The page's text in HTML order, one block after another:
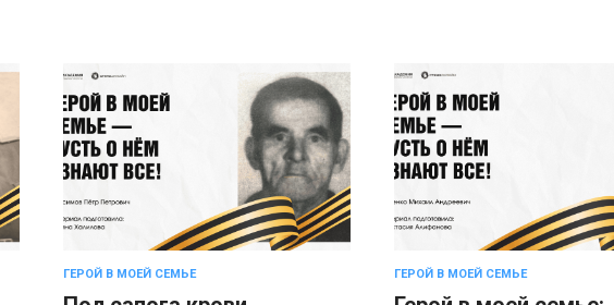
ГЕРОЙ В МОЕЙ СЕМЬЕ ГЕРОЙ В МОЕЙ СЕМЬЕ